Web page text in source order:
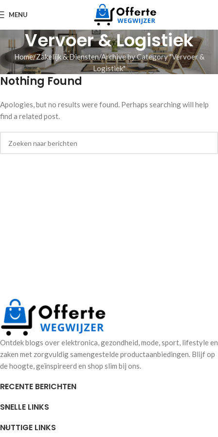
MENU
Vervoer & Logistiek
Home Zakelijk & Diensten Archive by Category "Vervoer &
Logistiek"
Nothing Found
Apologies, but no results were found. Perhaps searching will help
find a related post.
Ontdek blogs over elektronica, gezondheid, mode, sport, lifestyle en
zaken met zorgvuldig samengestelde productaanbiedingen. Blijf op
de hoogte, geïnspireerd en shop slim bij ons.
RECENTE BERICHTEN
SNELLE LINKS
NUTTIGE LINKS